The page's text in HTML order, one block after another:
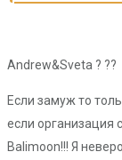
Andrew&Sveta ? ??
Если замуж то
если организация
Balimoon!!! Я